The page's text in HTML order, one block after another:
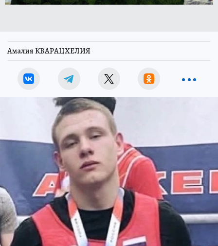
Амалия КВАРАЦХЕЛИЯ